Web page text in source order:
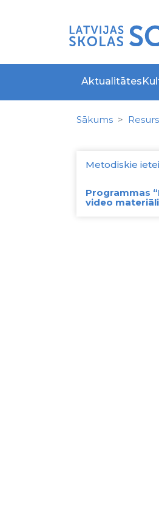
Aktualitātes
Sākums
Metodiskie
Programmas
video materiāli